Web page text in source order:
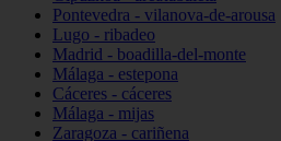
Pontevedra - vilanova-de-arousa
Lugo - ribadeo
Madrid - boadilla-del-monte
Málaga - estepona
Cáceres - cáceres
Málaga - mijas
Zaragoza - cariñena